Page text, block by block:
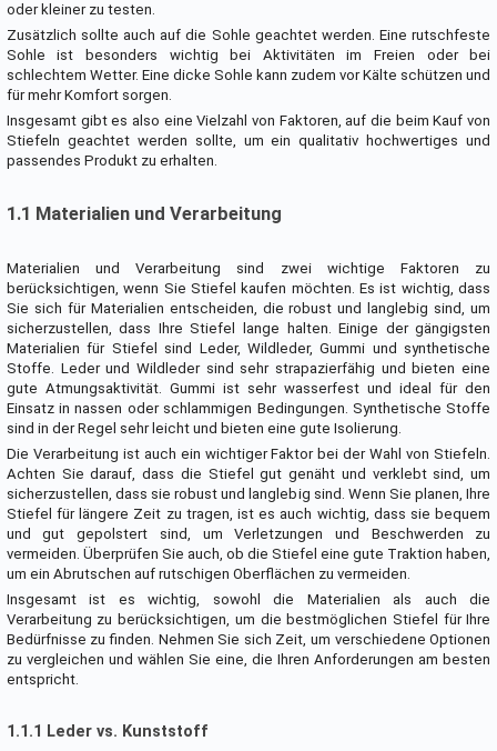
oder kleiner zu testen.
Zusätzlich sollte auch auf die Sohle geachtet werden. Eine rutschfeste
Sohle ist besonders wichtig bei Aktivitäten im Freien oder bei
schlechtem Wetter. Eine dicke Sohle kann zudem vor Kälte schützen und
für mehr Komfort sorgen.
Insgesamt gibt es also eine Vielzahl von Faktoren, auf die beim Kauf von
Stiefeln geachtet werden sollte, um ein qualitativ hochwertiges und
passendes Produkt zu erhalten.
1.1 Materialien und Verarbeitung
Materialien und Verarbeitung sind zwei wichtige Faktoren zu
berücksichtigen, wenn Sie Stiefel kaufen möchten. Es ist wichtig, dass
Sie sich für Materialien entscheiden, die robust und langlebig sind, um
sicherzustellen, dass Ihre Stiefel lange halten. Einige der gängigsten
Materialien für Stiefel sind Leder, Wildleder, Gummi und synthetische
Stoffe. Leder und Wildleder sind sehr strapazierfähig und bieten eine
gute Atmungsaktivität. Gummi ist sehr wasserfest und ideal für den
Einsatz in nassen oder schlammigen Bedingungen. Synthetische Stoffe
sind in der Regel sehr leicht und bieten eine gute Isolierung.
Die Verarbeitung ist auch ein wichtiger Faktor bei der Wahl von Stiefeln.
Achten Sie darauf, dass die Stiefel gut genäht und verklebt sind, um
sicherzustellen, dass sie robust und langlebig sind. Wenn Sie planen, Ihre
Stiefel für längere Zeit zu tragen, ist es auch wichtig, dass sie bequem
und gut gepolstert sind, um Verletzungen und Beschwerden zu
vermeiden. Überprüfen Sie auch, ob die Stiefel eine gute Traktion haben,
um ein Abrutschen auf rutschigen Oberflächen zu vermeiden.
Insgesamt ist es wichtig, sowohl die Materialien als auch die
Verarbeitung zu berücksichtigen, um die bestmöglichen Stiefel für Ihre
Bedürfnisse zu finden. Nehmen Sie sich Zeit, um verschiedene Optionen
zu vergleichen und wählen Sie eine, die Ihren Anforderungen am besten
entspricht.
1.1.1 Leder vs. Kunststoff